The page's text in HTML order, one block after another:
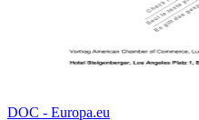
DOC - Europa.eu